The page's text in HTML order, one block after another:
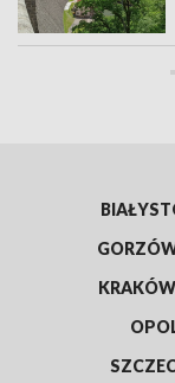
KRAKÓW